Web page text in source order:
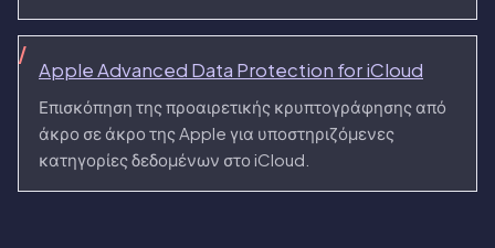
Apple Advanced Data Protection for iCloud
Επισκόπηση της προαιρετικής κρυπτογράφησης από
άκρο σε άκρο της Apple για υποστηριζόμενες
κατηγορίες δεδομένων στο iCloud.